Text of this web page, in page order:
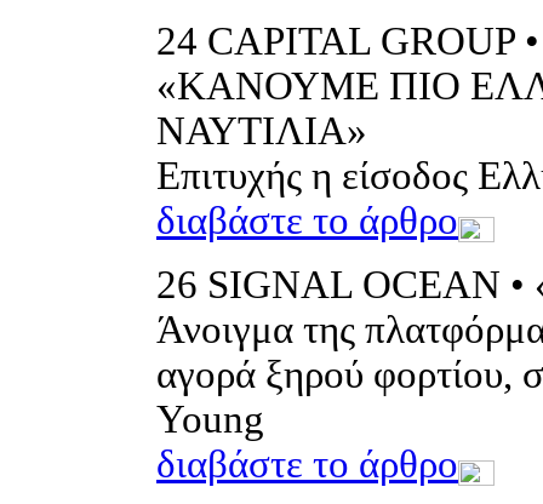
24 CAPITAL
«ΚΑΝΟΥΜΕ ΠΙΟ
ΝΑΥΤΙΛΙΑ»
Επιτυχής η είσοδος
διαβάστε το άρθρο
26 SIGNAL OCEAN
Άνοιγμα της
αγορά ξηρού φορτίου,
Young
διαβάστε το άρθρο